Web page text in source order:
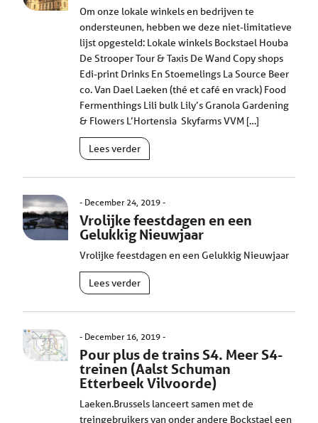
Om onze lokale winkels en bedrijven te
ondersteunen, hebben we deze niet-limitatieve
lijst opgesteld: Lokale winkels Bockstael Houba
De Strooper Tour & Taxis De Wand Copy shops
Edi-print Drinks En Stoemelings La Source Beer
co. Van Dael Laeken (thé et café en vrack) Food
Fermenthings Lili bulk Lily’s Granola Gardening
& Flowers L’Hortensia Skyfarms VVM […]
Lees verder
December 24, 2019
Vrolijke feestdagen en een
Gelukkig Nieuwjaar
Vrolijke feestdagen en een Gelukkig Nieuwjaar
Lees verder
December 16, 2019
Pour plus de trains S4. Meer S4-
treinen (Aalst Schuman
Etterbeek Vilvoorde)
Laeken.Brussels lanceert samen met de
treingebruikers van onder andere Bockstael een